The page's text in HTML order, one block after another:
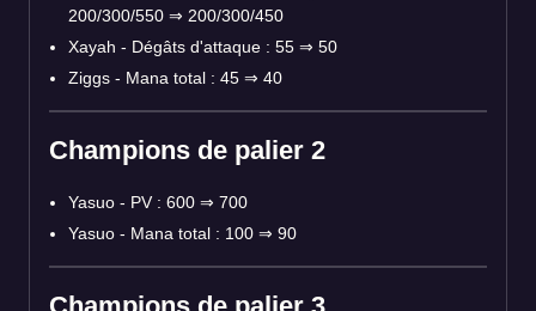
200/300/550 ⇒ 200/300/450
Xayah - Dégâts d'attaque : 55 ⇒ 50
Ziggs - Mana total : 45 ⇒ 40
Champions de palier 2
Yasuo - PV : 600 ⇒ 700
Yasuo - Mana total : 100 ⇒ 90